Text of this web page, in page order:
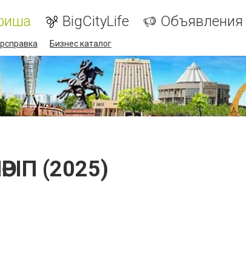
BigCityLife Объявления
Бизнес каталог
(2025)